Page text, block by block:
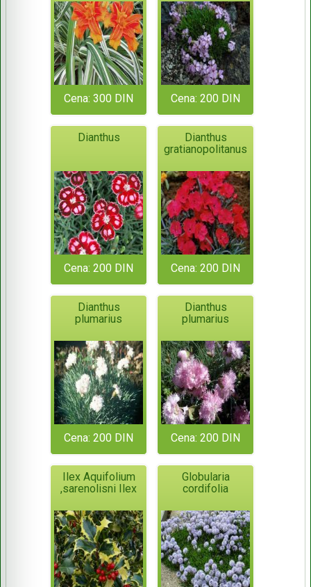
Cena: 300 DIN Cena: 200 DIN
Dianthus
Cena: 200 DIN
Dianthus
gratianopolitanus
Cena: 200 DIN
Dianthus
plumarius
Cena: 200 DIN
Dianthus
plumarius
Cena: 200 DIN
Ilex Aquifolium
,sarenolisni Ilex
Globularia
cordifolia